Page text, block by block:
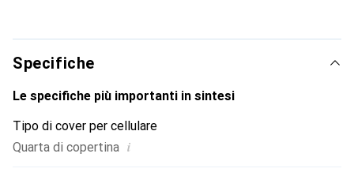
Specifiche
Le specifiche più importanti in sintesi
Tipo di cover per cellulare
Quarta di copertina i